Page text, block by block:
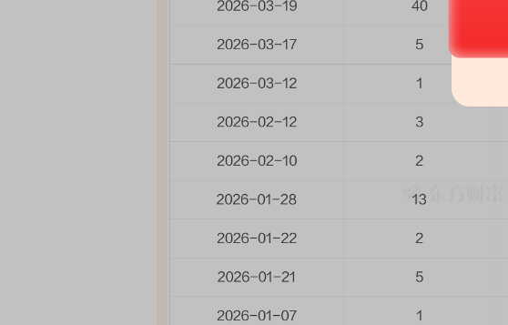
首席连线｜东方财富证券陈果：A股再平衡的
风，将吹向何处